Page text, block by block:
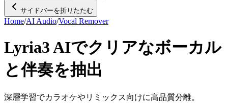
サイドバーを折りたたむ
Home/AI Audio/Vocal Remover
Lyria3 AIでクリアなボーカル
と伴奏を抽出
深層学習でカラオケやリミックス向けに高品質分離。